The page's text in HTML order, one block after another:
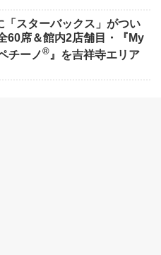
「スターバックス」がつい
60席＆館内2店舗目・『My
チーノ® 』を吉祥寺エリア